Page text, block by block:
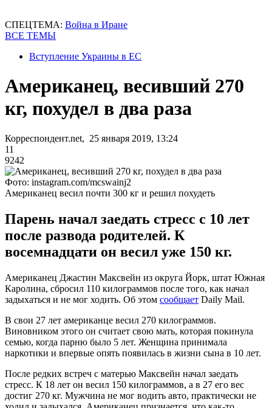
СПЕЦТЕМА: Война в Иране
ВСЕ ТЕМЫ
Вступление Украины в ЕС
Американец, весивший 270
кг, похудел в два раза
Корреспондент.net, 25 января 2019, 13:24
11
9242
Фото: instagram.com/mcswainj2
Американец весил почти 300 кг и решил похудеть
Парень начал заедать стресс с 10 лет
после развода родителей. К
восемнадцати он весил уже 150 кг.
Американец Джастин Максвейн из округа Йорк, штат Южная
Каролина, сбросил 110 килограммов после того, как начал
задыхаться и не мог ходить. Об этом сообщает Daily Mail.
В свои 27 лет американце весил 270 килограммов.
Виновником этого он считает свою мать, которая покинула
семью, когда парню было 5 лет. Женщина принимала
наркотики и впервые опять появилась в жизни сына в 10 лет.
После редких встреч с матерью Максвейн начал заедать
стресс. К 18 лет он весил 150 килограммов, а в 27 его вес
достиг 270 кг. Мужчина не мог водить авто, практически не